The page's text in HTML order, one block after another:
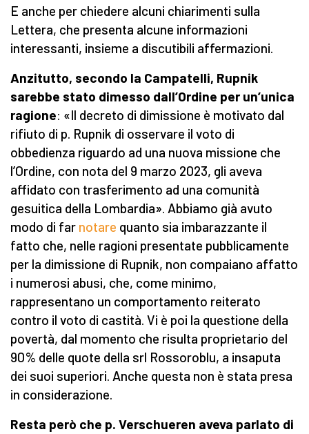
E anche per chiedere alcuni chiarimenti sulla
Lettera, che presenta alcune informazioni
interessanti, insieme a discutibili affermazioni.
Anzitutto, secondo la Campatelli, Rupnik
sarebbe stato dimesso dall’Ordine per un’unica
ragione: «Il decreto di dimissione è motivato dal
rifiuto di p. Rupnik di osservare il voto di
obbedienza riguardo ad una nuova missione che
l’Ordine, con nota del 9 marzo 2023, gli aveva
affidato con trasferimento ad una comunità
gesuitica della Lombardia». Abbiamo già avuto
modo di far notare quanto sia imbarazzante il
fatto che, nelle ragioni presentate pubblicamente
per la dimissione di Rupnik, non compaiano affatto
i numerosi abusi, che, come minimo,
rappresentano un comportamento reiterato
contro il voto di castità. Vi è poi la questione della
povertà, dal momento che risulta proprietario del
90% delle quote della srl Rossoroblu, a insaputa
dei suoi superiori. Anche questa non è stata presa
in considerazione.
Resta però che p. Verschueren aveva parlato di